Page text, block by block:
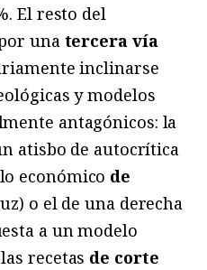
El resto del
una tercera vía
inclinarse
y modelos
antagónicos: la
atisbo de autocrítica
económico de
o el de una derecha
a un modelo
recetas de corte